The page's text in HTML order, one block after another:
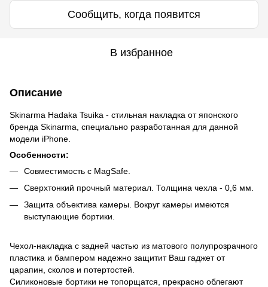
Сообщить, когда появится
В избранное
Описание
Skinarma Hadaka Tsuika - стильная накладка от японского
бренда Skinarma, специально разработанная для данной
модели iPhone.
Особенности:
Совместимость с MagSafe.
Сверхтонкий прочный материал. Толщина чехла - 0,6 мм.
Защита объектива камеры. Вокруг камеры имеются
выступающие бортики.
Чехол-накладка с задней частью из матового полупрозрачного
пластика и бампером надежно защитит Ваш гаджет от
царапин, сколов и потертостей.
Силиконовые бортики не топорщатся, прекрасно облегают